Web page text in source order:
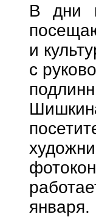
В дни
и
с
января.